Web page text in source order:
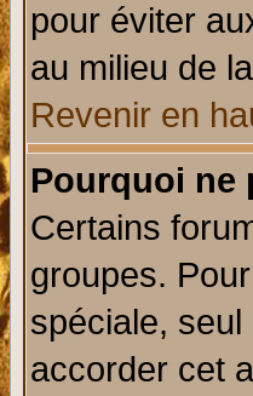
pour éviter
au milieu de
Revenir en
Pourquoi ne
Certains
groupes.
spéciale,
accorder cet